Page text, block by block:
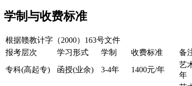
学制与收费标准
根据赣教计字（2000）163号文件
报考层次
学习形式 学制 收费标准 备
专科(高起专) 函授(业余) 3-4年 1400元/年
艺
年